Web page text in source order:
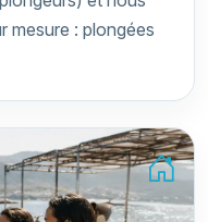
mesure : plongées